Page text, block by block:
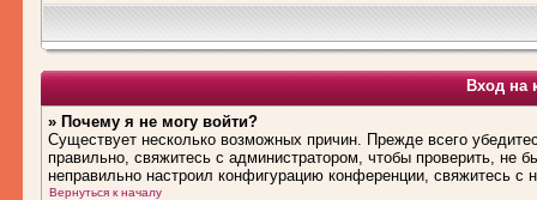
Вход на
» Почему я не могу войти?
Существует несколько возможных причин. Прежде всего
правильно, свяжитесь с администратором, чтобы проверить, не
неправильно настроил конфигурацию конференции, свяжитесь с
Вернуться к началу